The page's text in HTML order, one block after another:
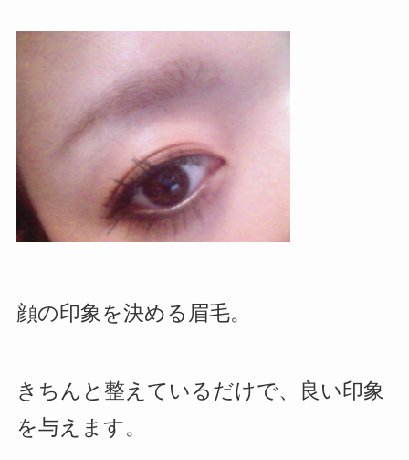
顔の印象を決める眉毛。
きちんと整えているだけで、良い印象
を与えます。